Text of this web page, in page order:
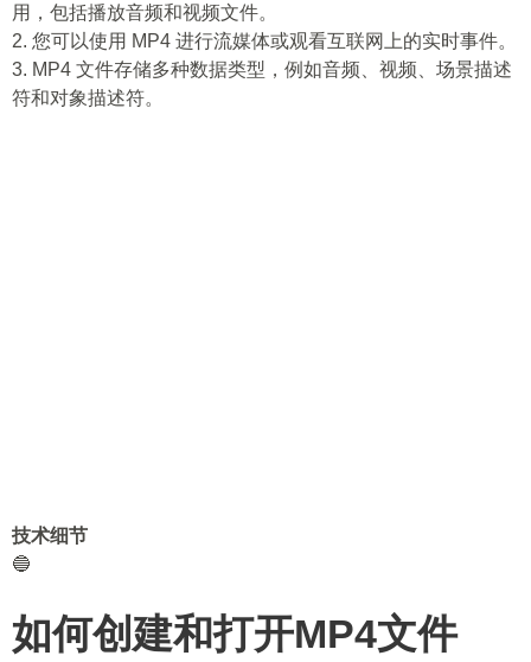
用，包括播放音频和视频文件。
2. 您可以使用 MP4 进行流媒体或观看互联网上的实时事件。
3. MP4 文件存储多种数据类型，例如音频、视频、场景描述
符和对象描述符。
技术细节
🔵
如何创建和打开MP4文件